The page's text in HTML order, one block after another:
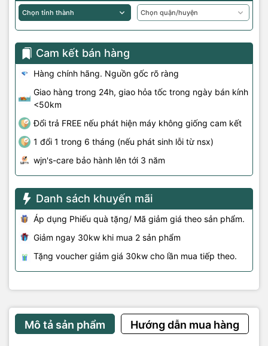
Cam kết bán hàng
Hàng chính hãng. Nguồn gốc rõ ràng
Giao hàng trong 24h, giao hỏa tốc trong ngày bán kính
<50km
Đổi trả FREE nếu phát hiện máy không giống cam kết
1 đổi 1 trong 6 tháng (nếu phát sinh lỗi từ nsx)
wjn's-care bảo hành lên tới 3 năm
Danh sách khuyến mãi
Áp dụng Phiếu quà tặng/ Mã giảm giá theo sản phẩm.
Giảm ngay 30kw khi mua 2 sản phẩm
Tặng voucher giảm giá 30kw cho lần mua tiếp theo.
Mô tả sản phẩm Hướng dẫn mua hàng